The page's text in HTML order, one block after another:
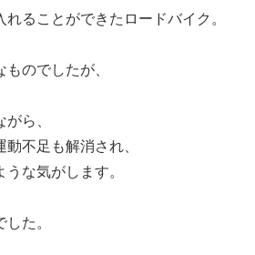
ることができたロードバイク。
のでしたが、
ら、
不足も解消され、
な気がします。
た。